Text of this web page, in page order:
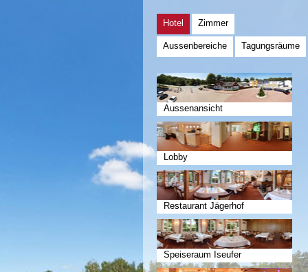
Hotel Zimmer
Aussenbereiche Tagungsräume
Aussenansicht
Lobby
Restaurant Jägerhof
Speiseraum Iseufer